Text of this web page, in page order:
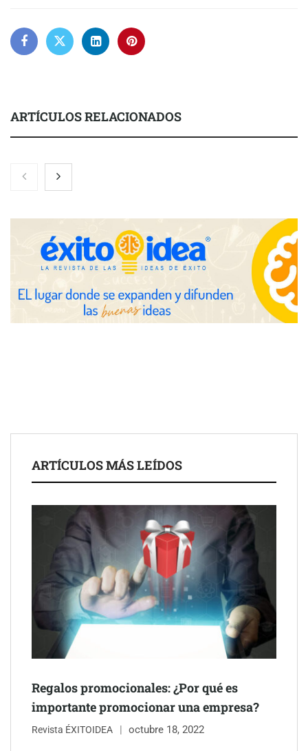
ARTÍCULOS RELACIONADOS
La luz roja, el nuevo aftersun, actúa en la recuperación de la piel
Eulalia Roig lanza ‘The Journal’, una revista digital mensual de
entrevistas y fotografía editorial
ARTÍCULOS MÁS LEÍDOS
Regalos promocionales: ¿Por qué es
importante promocionar una empresa?
Revista ÉXITOIDEA octubre 18, 2022